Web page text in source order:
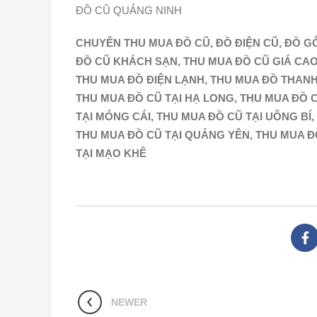
ĐỒ CŨ QUẢNG NINH
CHUYÊN THU MUA ĐỒ CŨ, ĐỒ ĐIỆN CŨ, ĐỒ
ĐỒ CŨ KHÁCH SẠN, THU MUA ĐỒ CŨ GIÁ
THU MUA ĐỒ ĐIỆN LẠNH, THU MUA ĐỒ
THU MUA ĐỒ CŨ TẠI HẠ LONG, THU MUA ĐỒ
TẠI MÓNG CÁI, THU MUA ĐỒ CŨ TẠI UÔNG
THU MUA ĐỒ CŨ TẠI QUẢNG YÊN, THU MUA
TẠI MẠO KHÊ
NEWER